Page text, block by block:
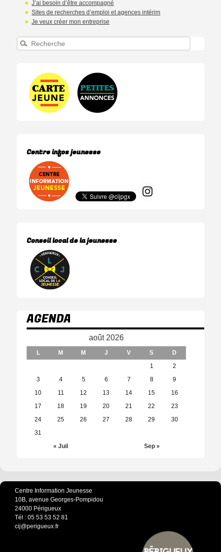
J’ai besoin d’être accompagné
Sites de recherches d’emploi et agences intérim
Je veux créer mon entreprise
Recherche
Centre infos jeunesse
Conseil local de la jeunesse
AGENDA
août 2026
L M M J V S
D
1
2
3
4 5 6 7 8
9
10
11 12 13 14 15
16
17
18 19 20 21 22
23
24
25 26 27 28 29
30
31
« Juil
Sep »
Centre Information Jeunesse
10B, avenue Georges-Pompidou
24000 Périgueux
Tél : 05 53 53 52 81
cij@perigueux.fr